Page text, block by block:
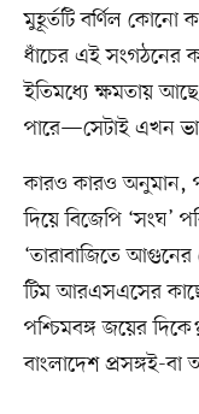
মুহূর্তটি বর্ণিল কোনো
ধাঁচের এই সংগঠনের
ইতিমধ্যে ক্ষমতায়
পারে—সেটাই এখন
কারও কারও অনুমান,
দিয়ে বিজেপি ‘সংঘ’
‘তারাবাজিতে আগুনের
টিম আরএসএসের
পশ্চিমবঙ্গ জয়ের
বাংলাদেশ প্রসঙ্গই-